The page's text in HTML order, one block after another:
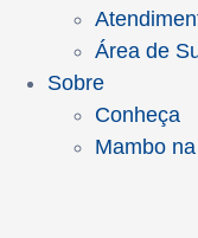
Área de
Sobre
Conheça
Mambo